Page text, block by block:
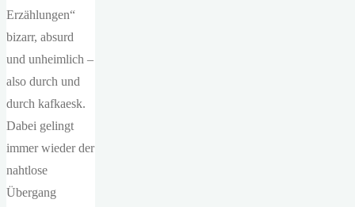
Erzählungen“
bizarr, absurd
und unheimlich –
also durch und
durch kafkaesk.
Dabei gelingt
immer wieder der
nahtlose
Übergang